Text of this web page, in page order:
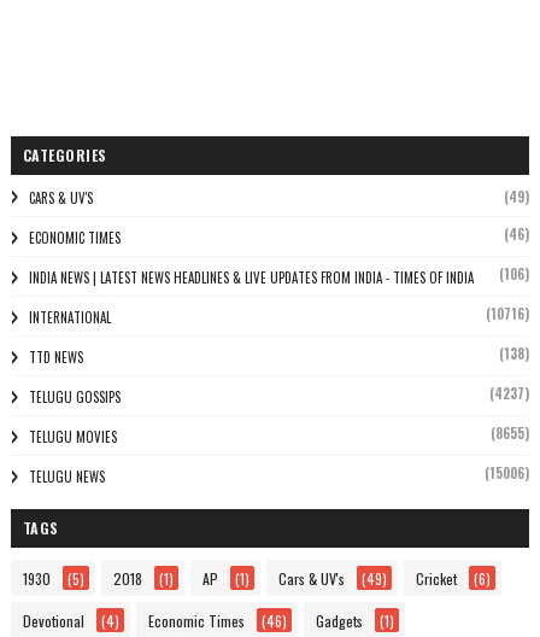
CATEGORIES
CARS & UV'S (49)
ECONOMIC TIMES (46)
INDIA NEWS | LATEST NEWS HEADLINES & LIVE UPDATES FROM INDIA - TIMES OF INDIA (106)
INTERNATIONAL (10716)
TTD NEWS (138)
TELUGU GOSSIPS (4237)
TELUGU MOVIES (8655)
TELUGU NEWS (15006)
TAGS
1930 (5) 2018 (1) AP (1) Cars & UV's (49) Cricket (6)
Devotional (4) Economic Times (46) Gadgets (1)